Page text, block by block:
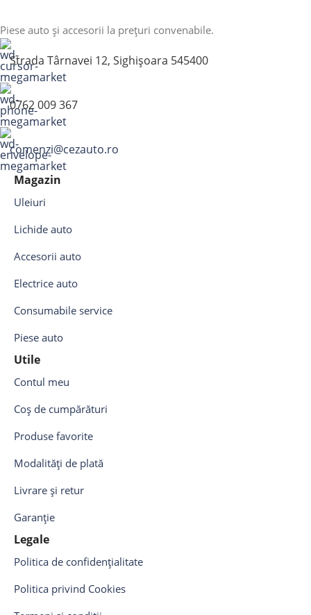
Piese auto și accesorii la prețuri convenabile.
Strada Târnavei 12, Sighișoara 545400
0762 009 367
comenzi@cezauto.ro
Magazin
Uleiuri
Lichide auto
Accesorii auto
Electrice auto
Consumabile service
Piese auto
Utile
Contul meu
Coș de cumpărături
Produse favorite
Modalități de plată
Livrare și retur
Garanție
Legale
Politica de confidențialitate
Politica privind Cookies